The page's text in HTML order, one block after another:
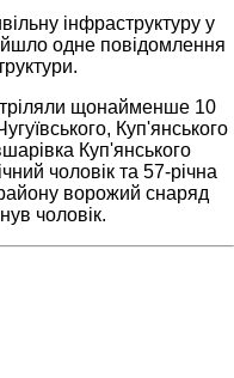
інфраструктуру у
одне повідомлення
щонайменше 10
Куп'янського
Куп'янського
чоловік та 57-річна
ворожий снаряд
чоловік.